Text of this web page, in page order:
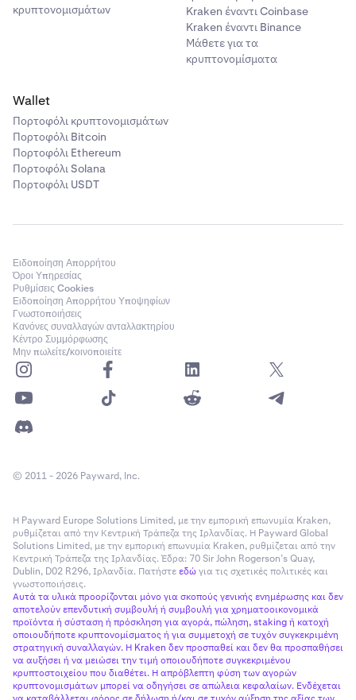
κρυπτονομισμάτων
Kraken έναντι Coinbase
Kraken έναντι Binance
Μάθετε για τα
κρυπτονομίσματα
Wallet
Πορτοφόλι κρυπτονομισμάτων
Πορτοφόλι Bitcoin
Πορτοφόλι Ethereum
Πορτοφόλι Solana
Πορτοφόλι USDT
Ειδοποίηση Απορρήτου
Όροι Υπηρεσίας
Ρυθμίσεις Cookies
Ειδοποίηση Απορρήτου Υποψηφίων
Γνωστοποιήσεις
Κανόνες συναλλαγών ανταλλακτηρίου
Κέντρο Συμμόρφωσης
Μην πωλείτε/κοινοποιείτε
© 2011 - 2026 Payward, Inc.
Η Payward Europe Solutions Limited, με την εμπορική επωνυμία Kraken,
ρυθμίζεται από την Κεντρική Τράπεζα της Ιρλανδίας. Η Payward Global
Solutions Limited, με την εμπορική επωνυμία Kraken, ρυθμίζεται από την
Κεντρική Τράπεζα της Ιρλανδίας. Έδρα: 70 Sir John Rogerson’s Quay,
Dublin, D02 R296, Ιρλανδία. Πατήστεεδώγια τις σχετικές πολιτικές και
γνωστοποιήσεις.
Αυτά τα υλικά προορίζονται μόνο για σκοπούς γενικής ενημέρωσης και δεν
αποτελούν επενδυτική συμβουλή ή συμβουλή για χρηματοοικονομικά
προϊόντα ή σύσταση ή πρόσκληση για αγορά, πώληση, staking ή κατοχή
οποιουδήποτε κρυπτονομίσματος ή για συμμετοχή σε τυχόν συγκεκριμένη
στρατηγική συναλλαγών. Η Kraken δεν προσπαθεί και δεν θα προσπαθήσει
να αυξήσει ή να μειώσει την τιμή οποιουδήποτε συγκεκριμένου
κρυπτοστοιχείου που διαθέτει. Η απρόβλεπτη φύση των αγορών
κρυπτονομισμάτων μπορεί να οδηγήσει σε απώλεια κεφαλαίων. Ενδέχεται